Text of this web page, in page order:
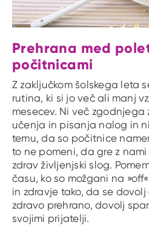
Prehrana med
počitnicami
Z zaključkom šolskega leta
rutina, ki si jo več ali manj
mesecev. Ni več
učenja in pisanja nalog in
temu, da so počitnice
to ne pomeni, da gre z
zdrav življenjski slog.
času, ko so možgani na
in zdravje tako, da se
zdravo prehrano, dovolj
svojimi prijatelji.